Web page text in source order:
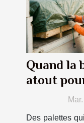
Quand la
atout
matériaux
Des palettes